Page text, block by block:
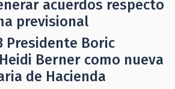
acuerdos respecto
previsional
Presidente Boric
Berner como nueva
de Hacienda